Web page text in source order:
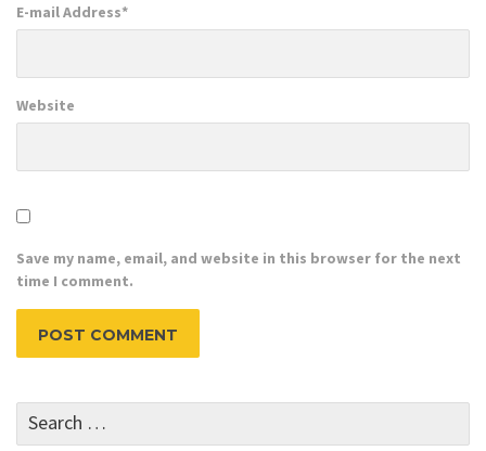
E-mail Address*
Website
Save my name, email, and website in this browser for the next
time I comment.